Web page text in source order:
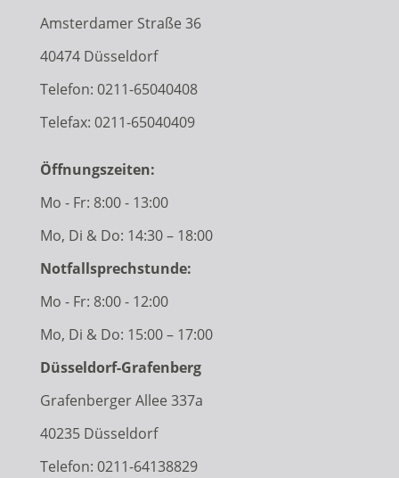
Amsterdamer Straße 36
40474 Düsseldorf
Telefon: 0211-65040408
Telefax: 0211-65040409
Öffnungszeiten:
Mo - Fr: 8:00 - 13:00
Mo, Di & Do: 14:30 – 18:00
Notfallsprechstunde:
Mo - Fr: 8:00 - 12:00
Mo, Di & Do: 15:00 – 17:00
Düsseldorf-Grafenberg
Grafenberger Allee 337a
40235 Düsseldorf
Telefon: 0211-64138829